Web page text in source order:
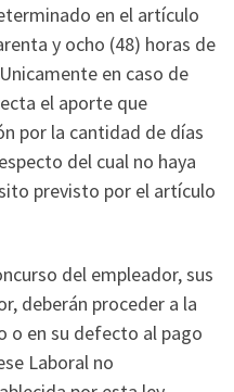
en el artículo
y ocho (48) horas de
en caso de
el aporte que
por la cantidad de días
del cual no haya
previsto por el artículo
del empleador, sus
deberán proceder a la
o en su defecto al pago
Laboral no